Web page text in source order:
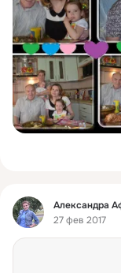
Фид
Александра
27 фев 2017